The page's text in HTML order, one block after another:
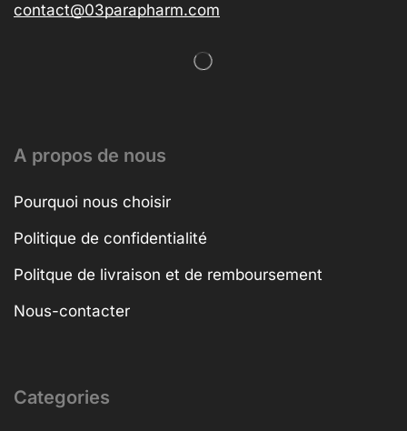
contact@03parapharm.com
A propos de nous
Pourquoi nous choisir
Politique de confidentialité
Politque de livraison et de remboursement
Nous-contacter
Categories